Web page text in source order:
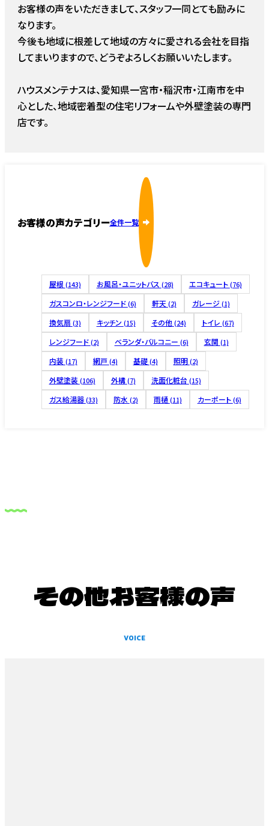
お客様の声をいただきまして、スタッフ一同とても励みに
なります。
今後も地域に根差して地域の方々に愛される会社を目指
してまいりますので、どうぞよろしくお願いいたします。
ハウスメンテナスは、愛知県一宮市・稲沢市・江南市を中
心とした、地域密着型の住宅リフォームや外壁塗装の専門
店です。
お客様の声カテゴリー全件一覧
屋根 (143) お風呂・ユニットバス (28) エコキュート (76)
ガスコンロ・レンジフード (6) 軒天 (2) ガレージ (1)
換気扇 (3) キッチン (15) その他 (24) トイレ (67)
レンジフード (2) ベランダ・バルコニー (6) 玄関 (1)
内装 (17) 網戸 (4) 基礎 (4) 照明 (2)
外壁塗装 (106) 外構 (7) 洗面化粧台 (15)
ガス給湯器 (33) 防水 (2) 雨樋 (11) カーポート (6)
その他お客様の声
VOICE